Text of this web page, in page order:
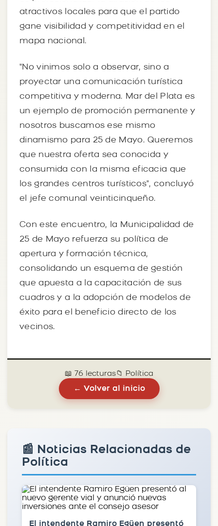
atractivos locales para que el partido
gane visibilidad y competitividad en el
mapa nacional.
"No vinimos solo a observar, sino a
proyectar una comunicación turística
competitiva y moderna. Mar del Plata es
un ejemplo de promoción permanente y
nosotros buscamos ese mismo
dinamismo para 25 de Mayo. Queremos
que nuestra oferta sea conocida y
consumida con la misma eficacia que
los grandes centros turísticos", concluyó
el jefe comunal veinticinqueño.
Con este encuentro, la Municipalidad de
25 de Mayo refuerza su política de
apertura y formación técnica,
consolidando un esquema de gestión
que apuesta a la capacitación de sus
cuadros y a la adopción de modelos de
éxito para el beneficio directo de los
vecinos.
📖 76 lecturas📁 Política
← Volver al inicio
📰 Noticias Relacionadas de
Política
El intendente Ramiro Egüen presentó